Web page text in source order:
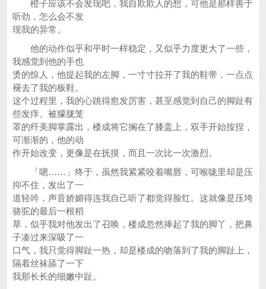
橙子应该不会发现吧，我自欺欺人的想，可他是那样善于
听劲，怎么会不发
现我的异常。
他的动作似乎和平时一样稳定，又似乎力度更大了一些，
我感觉到他的手也
烫的惊人，他提起我的左脚，一寸寸拉开了我的鞋带，一点点
褪去了我的板鞋。
这个过程里，我的心跳得愈发厉害，甚至感觉到自己的脚趾有
些发痒。被朦胧笼
罩的纤美脚掌露出，楼成将它搁在了膝盖上，双手开始按捏，
可渐渐的，他的动
作开始改变，更像是在抚摸，而且一次比一次激烈。
「嗯……」终于，虽然我紧紧咬着嘴唇，可喉咙里却是压
抑不住，发出了一
道轻吟，声音娇媚得连我自己听了都觉得脸红。这就像是压垮
骆驼的最后一根稻
草，似乎我对他发出了召唤，楼成忽然捧起了我的脚丫，把鼻
子凑过来深吸了一
口气，我只觉得脚趾一热，却是楼成的吻落到了我的脚趾上，
隔着丝袜舔了一下
我那长长的细嫩中趾。